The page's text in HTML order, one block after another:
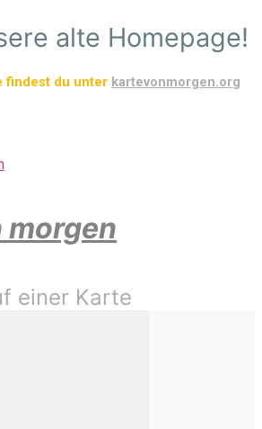
alte Homepage!
findest du unter kartevonmorgen.org
morgen
einer Karte